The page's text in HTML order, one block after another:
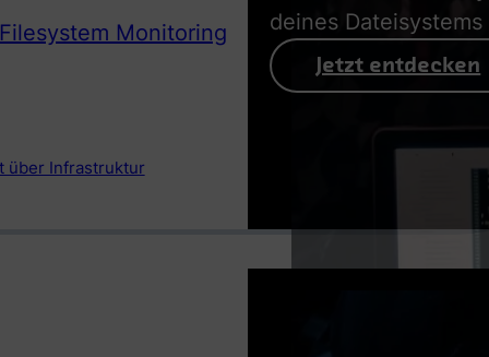
Monitoring
über Infrastruktur
deines Dateisystems
Jetzt entdecken